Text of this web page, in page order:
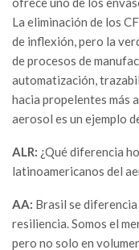
La eliminación de los
de inflexión, pero la
de procesos de
automatización,
hacia propelentes más
aerosol es un ejemplo
ALR: ¿Qué diferencia
latinoamericanos del
AA: Brasil se diferencia
resiliencia. Somos el
pero no solo en